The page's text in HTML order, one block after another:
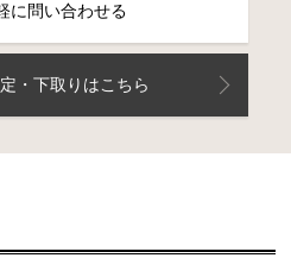
に問い合わせる
・下取りはこちら